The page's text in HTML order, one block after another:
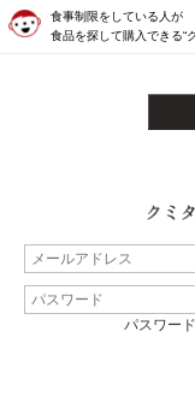
食事制限をしている人が
食品を探して購入できる“
パスワー